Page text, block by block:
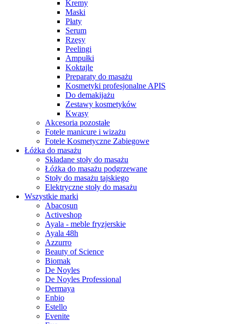
Kremy
Maski
Płaty
Serum
Rzęsy
Peelingi
Ampułki
Koktajle
Preparaty do masażu
Kosmetyki profesjonalne APIS
Do demakijażu
Zestawy kosmetyków
Kwasy
Akcesoria pozostałe
Fotele manicure i wizażu
Fotele Kosmetyczne Zabiegowe
Łóżka do masażu
Składane stoły do masażu
Łóżka do masażu podgrzewane
Stoły do masażu tajskiego
Elektryczne stoły do masażu
Wszystkie marki
Abacosun
Activeshop
Ayala - meble fryzjerskie
Ayala 48h
Azzurro
Beauty of Science
Biomak
De Noyles
De Noyles Professional
Dermaya
Enbio
Estello
Evenite